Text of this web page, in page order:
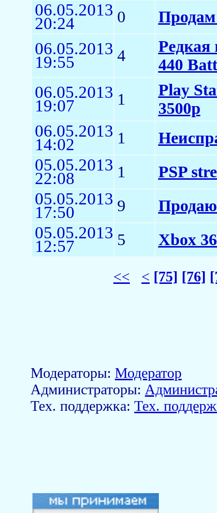
06.05.2013
20:24 0 Продам
06.05.2013
19:55 4
Редкая
440
06.05.2013
19:07 1
Play
3500р
06.05.2013
14:02 1
05.05.2013
22:08 1 PSP
05.05.2013
17:50 9
05.05.2013
12:57 5 Xbox
<< < [75] [76]
Модераторы:Модератор
Aдминистраторы:
Тех. поддержка:Тех.